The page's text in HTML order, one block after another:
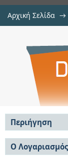
Αρχική Σελίδα →
Περιήγηση
Σε όλο το DSpace
Ο